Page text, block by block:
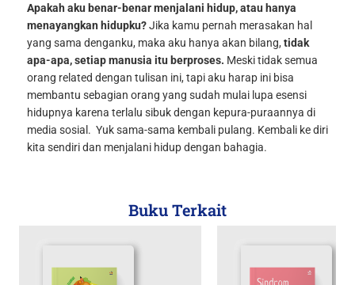
Apakah aku benar-benar menjalani hidup, atau hanya
menayangkan hidupku?Jika kamu pernah merasakan hal
yang sama denganku, maka aku hanya akan bilang, tidak
apa-apa, setiap manusia itu berproses. Meski tidak semua
orang related dengan tulisan ini, tapi aku harap ini bisa
membantu sebagian orang yang sudah mulai lupa esensi
hidupnya karena terlalu sibuk dengan kepura-puraannya di
media sosial. Yuk sama-sama kembali pulang. Kembali ke diri
kita sendiri dan menjalani hidup dengan bahagia.
Buku Terkait